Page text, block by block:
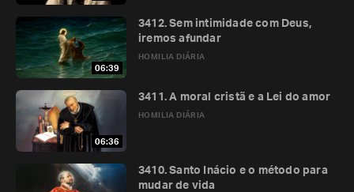
06:39
HOMILIA DIÁRIA
3412. Sem intimidade com Deus,
iremos afundar
06:36
HOMILIA DIÁRIA
3411. A moral cristã e a Lei do amor
3410. Santo Inácio e o método para
mudar de vida